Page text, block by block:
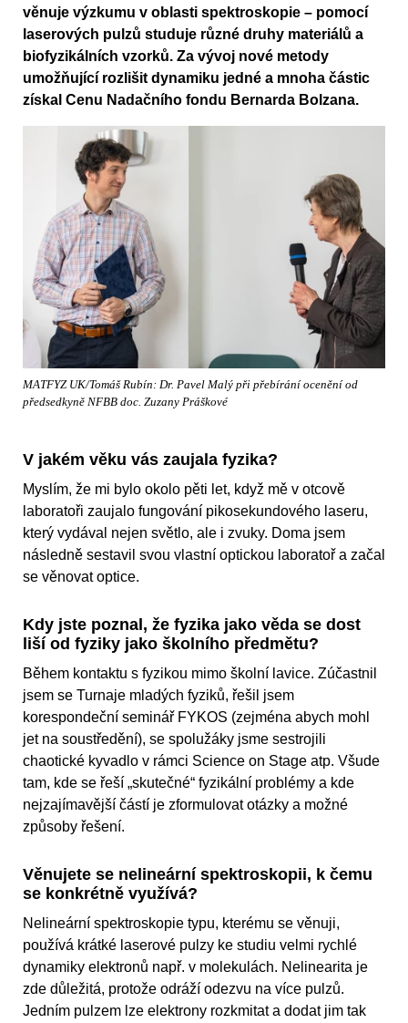
věnuje výzkumu v oblasti spektroskopie – pomocí
laserových pulzů studuje různé druhy materiálů a
biofyzikálních vzorků. Za vývoj nové metody
umožňující rozlišit dynamiku jedné a mnoha částic
získal Cenu Nadačního fondu Bernarda Bolzana.
MATFYZ UK/Tomáš Rubín: Dr. Pavel Malý při přebírání ocenění od
předsedkyně NFBB doc. Zuzany Práškové
V jakém věku vás zaujala fyzika?
Myslím, že mi bylo okolo pěti let, když mě v otcově
laboratoři zaujalo fungování pikosekundového laseru,
který vydával nejen světlo, ale i zvuky. Doma jsem
následně sestavil svou vlastní optickou laboratoř a začal
se věnovat optice.
Kdy jste poznal, že fyzika jako věda se dost
liší od fyziky jako školního předmětu?
Během kontaktu s fyzikou mimo školní lavice. Zúčastnil
jsem se Turnaje mladých fyziků, řešil jsem
korespondeční seminář FYKOS (zejména abych mohl
jet na soustředění), se spolužáky jsme sestrojili
chaotické kyvadlo v rámci Science on Stage atp. Všude
tam, kde se řeší „skutečné“ fyzikální problémy a kde
nejzajímavější částí je zformulovat otázky a možné
způsoby řešení.
Věnujete se nelineární spektroskopii, k čemu
se konkrétně využívá?
Nelineární spektroskopie typu, kterému se věnuji,
používá krátké laserové pulzy ke studiu velmi rychlé
dynamiky elektronů např. v molekulách. Nelinearita je
zde důležitá, protože odráží odezvu na více pulzů.
Jedním pulzem lze elektrony rozkmitat a dodat jim tak